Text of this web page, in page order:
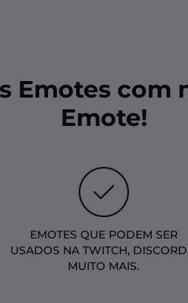
Emotes com
Emote!
EMOTES QUE PODEM SER
USADOS NA TWITCH,
MUITO MAIS.